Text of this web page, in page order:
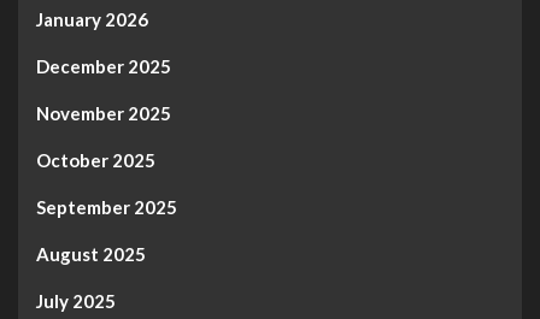
January 2026
December 2025
November 2025
October 2025
September 2025
August 2025
July 2025